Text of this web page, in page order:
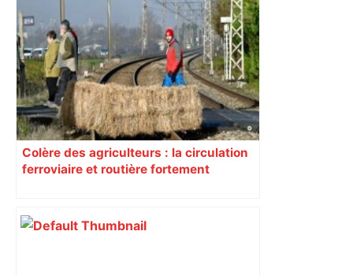
Colère des agriculteurs : la circulation
ferroviaire et routière fortement